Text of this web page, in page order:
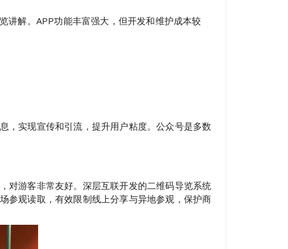
讲解。APP功能丰富强大，但开发和维护成本较
，实现宣传和引流，提升用户粘度。公众号是多数
对游客非常友好。深层互联开发的二维码导览系统
参观读取，有效限制线上分享与异地参观，保护商